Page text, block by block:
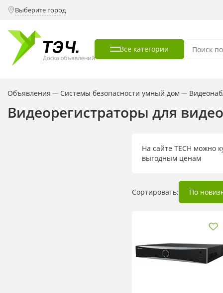
Выберите город
Все категории
Объявления — Системы безопасности умный дом —
Видеорегистраторы для
На сайте TECH можно
выгодным ценам
Сортировать: По